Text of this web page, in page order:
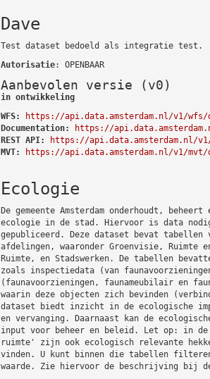
Dave
Test dataset bedoeld als integratie test.
Autorisatie: OPENBAAR
Aanbevolen versie (v0)
in ontwikkeling
WFS:
https://api.data.amsterdam.nl/v1/wfs/
Documentation:
https://
REST API:
https://api.data.amsterdam.nl/
MVT:
https://api.data.amsterdam.nl/v1/mvt/
Ecologie
De gemeente Amsterdam onderhoudt,
ecologie in de stad. Hiervoor is data
gepubliceerd. Deze dataset bevat tabellen
afdelingen, waaronder Groenvisie, Ruimte
Ruimte, en Stadswerken. De tabellen
zoals inspectiedata (van
(faunavoorzieningen, faunameubilair en
waarin deze objecten zich bevinden
dataset biedt inzicht in de ecologische
en vervanging. Daarnaast kan de
input voor beheer en beleid. Let op: in de
ruimte' zijn ook ecologisch relevante
vinden. U kunt binnen die tabellen
waarde. Zie hiervoor de beschrijving bij